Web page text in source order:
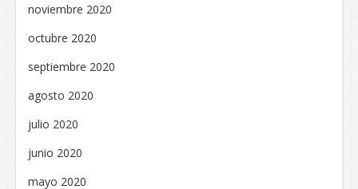
noviembre 2020
octubre 2020
septiembre 2020
agosto 2020
julio 2020
junio 2020
mayo 2020